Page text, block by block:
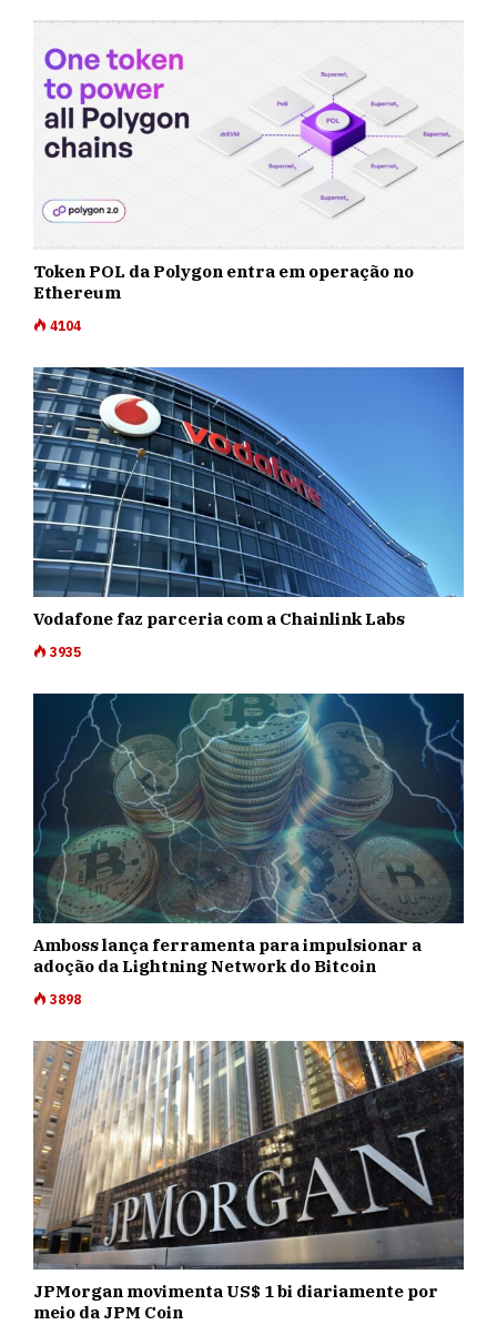
Token POL da Polygon entra em operação no
Ethereum
4104
Vodafone faz parceria com a Chainlink Labs
3935
Amboss lança ferramenta para impulsionar a
adoção da Lightning Network do Bitcoin
3898
JPMorgan movimenta US$ 1 bi diariamente por
meio da JPM Coin